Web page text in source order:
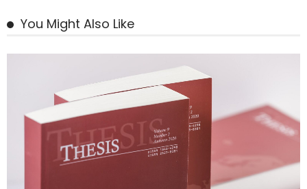
You Might Also Like